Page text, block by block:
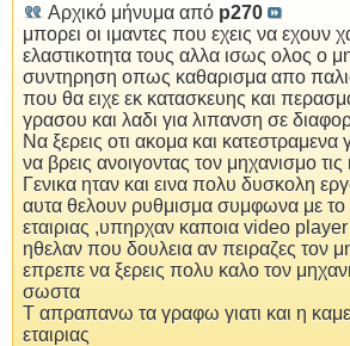
Αρχικό μήνυμα από p270
μπορει οι ιμαντες που εχεις να εχουν
ελαστικοτητα τους αλλα ισως ολος ο
συντηρηση οπως καθαρισμα απο
που θα ειχε εκ κατασκευης και
γρασου και λαδι για λιπανση σε
Να ξερεις οτι ακομα και κατεστραμενα
να βρεις ανοιγοντας τον μηχανισμο
Γενικα ηταν και εινα πολυ δυσκολη
αυτα θελουν ρυθμισμα συμφωνα με το
εταιριας ,υπηρχαν καποια video
ηθελαν που δουλεια αν πειραζες τον
επρεπε να ξερεις πολυ καλο τον
σωστα
Τ απραπανω τα γραφω γιατι και η
εταιριας